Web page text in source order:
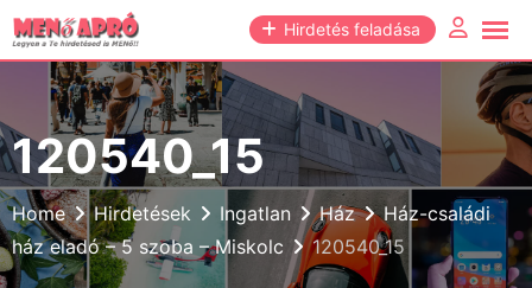
Skip
to
content
Hirdetés feladása
120540_15
Home Hirdetések Ingatlan Ház
Ház-családi
ház eladó – 5 szoba – Miskolc
120540_15